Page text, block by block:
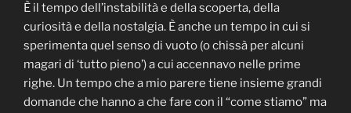
È il tempo dell’instabilità e della scoperta, della
curiosità e della nostalgia. È anche un tempo in cui si
sperimenta quel senso di vuoto (o chissà per alcuni
magari di ‘tutto pieno’) a cui accennavo nelle prime
righe. Un tempo che a mio parere tiene insieme grandi
domande che hanno a che fare con il “come stiamo” ma